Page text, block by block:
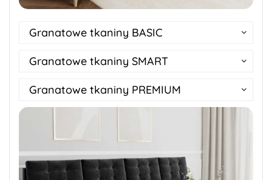
Granatowe tkaniny BASIC
Granatowe tkaniny SMART
Granatowe tkaniny PREMIUM